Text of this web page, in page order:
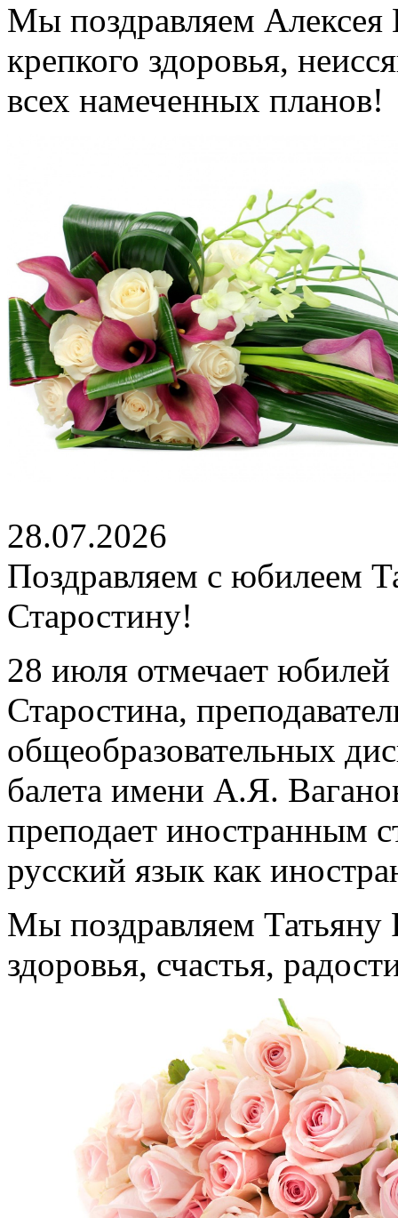
Мы поздравляем Алексея
крепкого здоровья,
всех намеченных планов!
28.07.2026
Поздравляем с юбилеем
Старостину!
28 июля отмечает
Старостина,
общеобразовательных
балета имени А.Я.
преподает иностранным
русский язык как
Мы поздравляем
здоровья, счастья,